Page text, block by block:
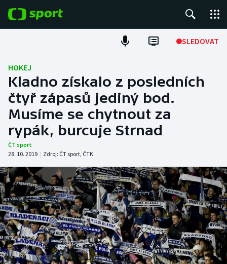
SLEDOVAT
Fotbal
Hokej
Tenis
Atletika
DALŠÍ SPORTY
Americký fotbal
Baseball a softbal
Basketbal
NEPŘEHLÉDNĚTE
Soutěže
Historické návraty
HOKEJ
Kladno získalo z posledních
čtyř zápasů jediný bod.
Musíme se chytnout za
rypák, burcuje Strnad
ČT sport
28. 10. 2019 | Zdroj: ČT sport, ČTK